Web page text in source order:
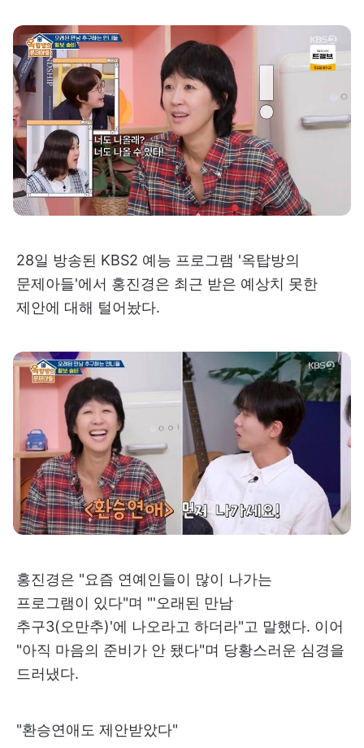
28일 방송된 KBS2 예능 프로그램 '옥탑방의
문제아들'에서 홍진경은 최근 받은 예상치 못한
제안에 대해 털어놨다.
홍진경은 "요즘 연예인들이 많이 나가는
프로그램이 있다"며 "'오래된 만남
추구3(오만추)'에 나오라고 하더라"고 말했다. 이어
"아직 마음의 준비가 안 됐다"며 당황스러운 심경을
드러냈다.
"환승연애도 제안받았다"